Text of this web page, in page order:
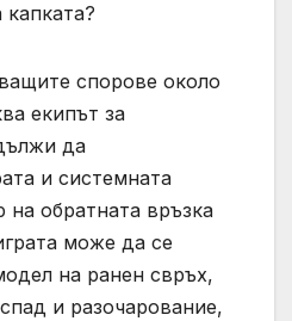
спорове около
екипът за
да
и системната
на обратната връзка
може да се
на ранен свръх,
и разочарование,